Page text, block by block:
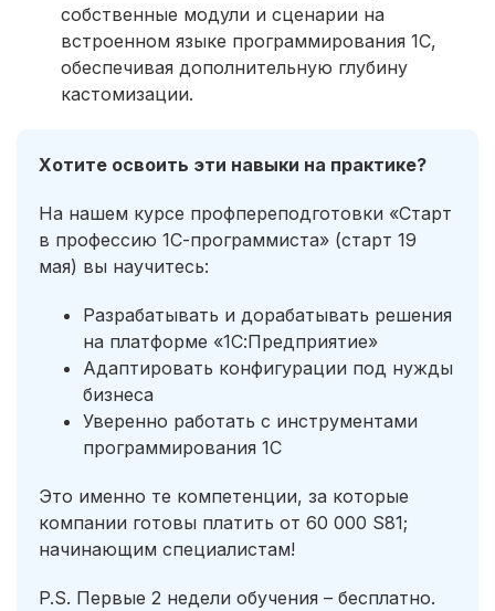
собственные модули и сценарии на
встроенном языке программирования 1С,
обеспечивая дополнительную глубину
кастомизации.
Хотите освоить эти навыки на практике?
На нашем курсе профпереподготовки «Старт
в профессию 1С-программиста» (старт 19
мая) вы научитесь:
Разрабатывать и дорабатывать решения
на платформе «1С:Предприятие»
Адаптировать конфигурации под нужды
бизнеса
Уверенно работать с инструментами
программирования 1С
Это именно те компетенции, за которые
компании готовы платить от 60 000 S81;
начинающим специалистам!
P.S. Первые 2 недели обучения – бесплатно.